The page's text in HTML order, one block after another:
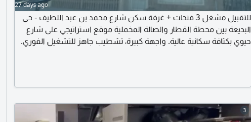
27 days ago
للتقبيل مشغل 3 فتحات + غرفة سكن شارع محمد بن عبد اللطيف - حي
البديعة بين محطة القطار والصالة المخملية موقع استراتيجي على شارع
حيوي بكثافة سكانية عالية. واجهة كبيرة، تشطيب جاهز للتشغيل الفوري.
3